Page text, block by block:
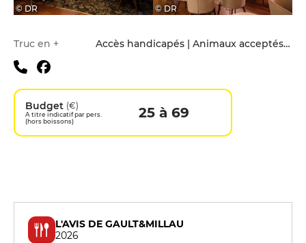
© DR © DR
Infos pratiques
Truc en + Accès handicapés | Animaux acceptés | Menu enfants
Budget (€)
A titre indicatif par pers.
(hors boissons)
25 à 69
L'AVIS DE GAULT&MILLAU
2026